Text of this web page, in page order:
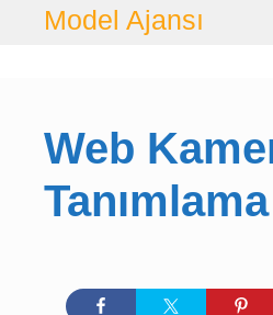
İçeriğeModel Ajansı
Web
Tanımlama